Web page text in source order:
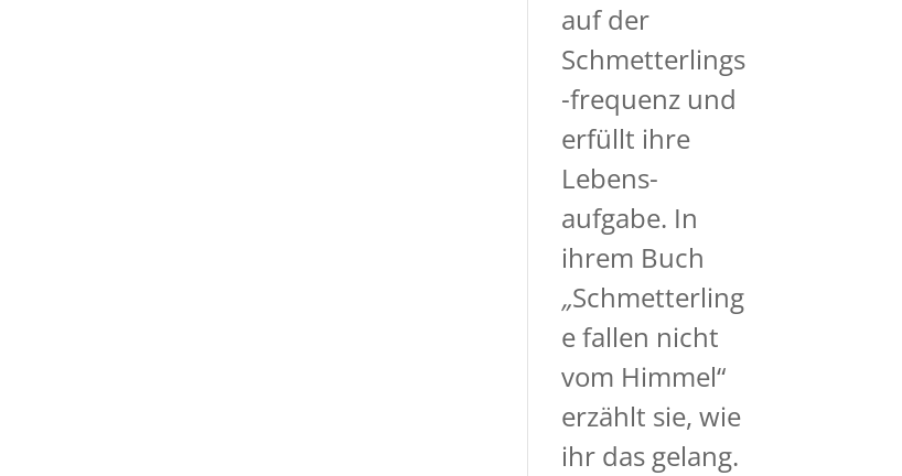
auf der
Schmetterlings
-frequenz und
erfüllt ihre
Lebens-
aufgabe. In
ihrem Buch
„Schmetterling
e fallen nicht
vom Himmel“
erzählt sie, wie
ihr das gelang.